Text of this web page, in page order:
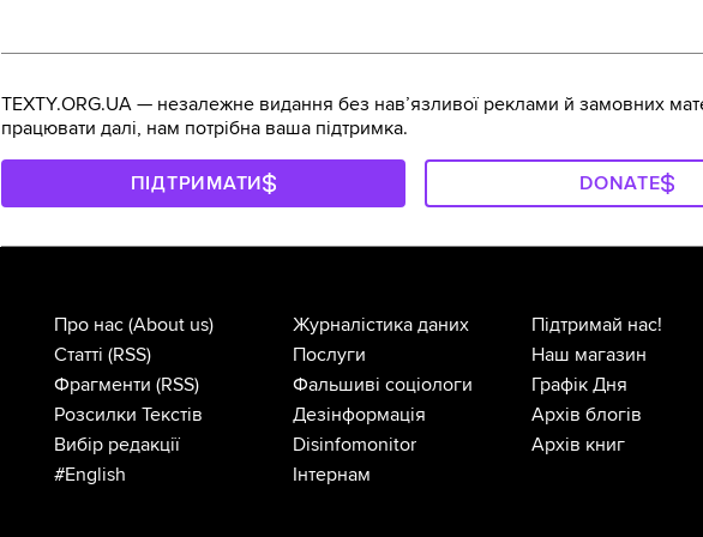
TEXTY.ORG.UA — незалежне видання без навʼязливої реклами й замовних
працювати далі, нам потрібна ваша підтримка.
ПІДТРИМАТИ DONATE
Про нас (About us)
Статті (RSS)
Фрагменти (RSS)
Розсилки Текстів
Вибір редакції
#English
Журналістика даних
Послуги
Фальшиві соціологи
Дезінформація
Disinfomonitor
Інтернам
Підтримай нас!
Наш магазин
Графік Дня
Архів блогів
Архів книг